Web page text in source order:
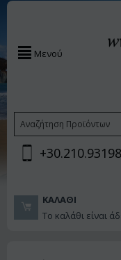
Μενού
ΚΑΛΆΘΙ
Το καλάθι είναι